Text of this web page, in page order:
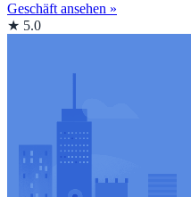
Geschäft ansehen »
★ 5.0